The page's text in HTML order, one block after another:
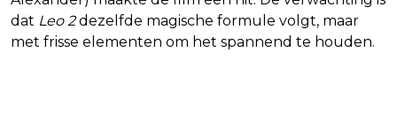
dat Leo 2dezelfde magische formule volgt, maar
met frisse elementen om het spannend te houden.